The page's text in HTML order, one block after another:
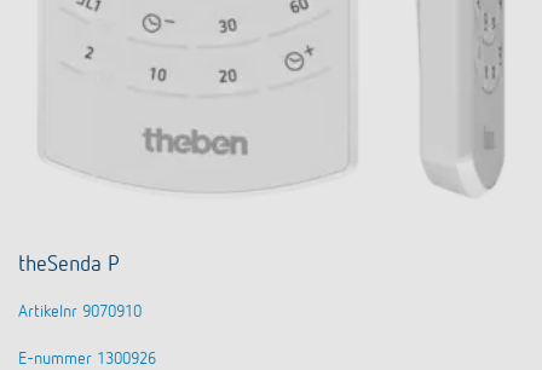
theSenda P
Artikelnr 9070910
E-nummer 1300926